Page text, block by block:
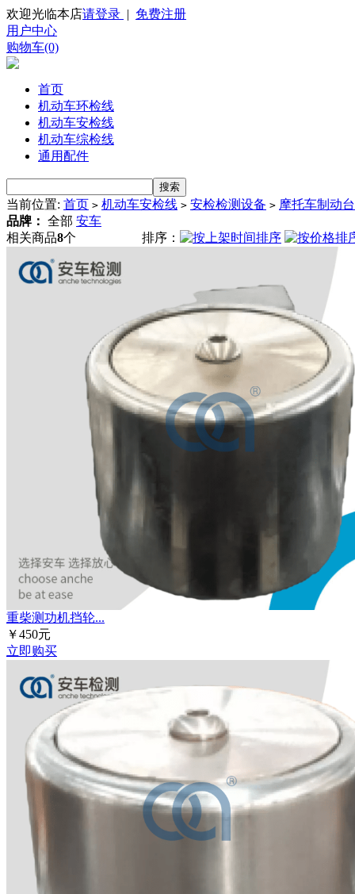
欢迎光临本店请登录 | 免费注册
用户中心
购物车(0)
首页
机动车环检线
机动车安检线
机动车综检线
通用配件
当前位置: 首页 > 机动车安检线 > 安检检测设备 > 摩托车制动台
品牌： 全部 安车
相关商品8个 排序：
重柴测功机挡轮...
￥450元
立即购买